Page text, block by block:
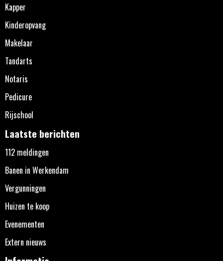
Kapper
Kinderopvang
Makelaar
Tandarts
Notaris
Pedicure
Rijschool
Laatste berichten
112 meldingen
Banen in Werkendam
Vergunningen
Huizen te koop
Evenementen
Extern nieuws